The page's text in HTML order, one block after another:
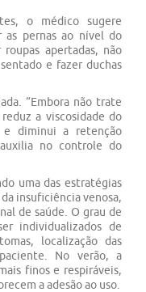
o médico sugere
as pernas ao nível do
apertadas, não
e fazer duchas
“Embora não trate
a viscosidade do
e diminui a retenção
no controle do
uma das estratégias
insuficiência venosa,
de saúde. O grau de
individualizados de
localização das
No verão, a
finos e respiráveis,
a adesão ao uso.